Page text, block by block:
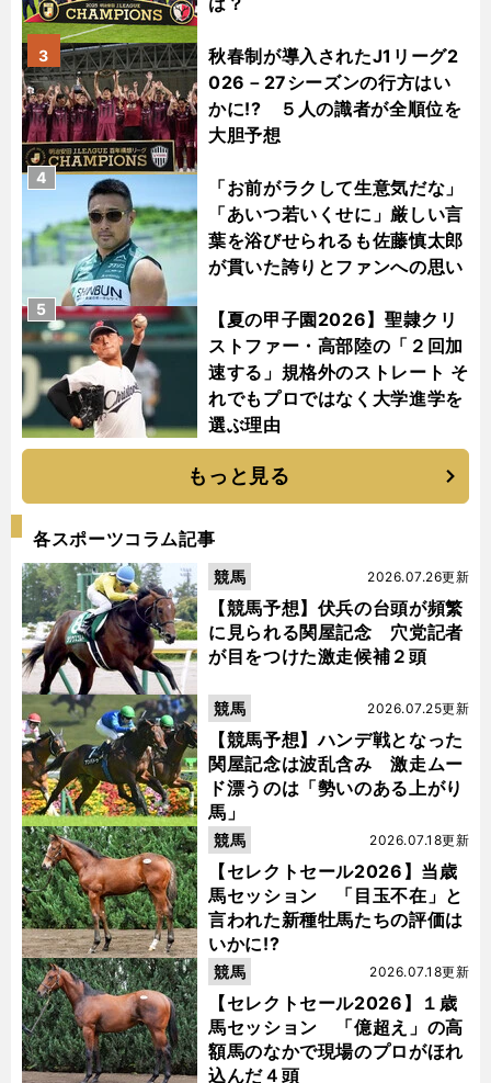
秋春制が導入されたJ1リーグ2
026－27シーズンの行方はい
かに!? ５人の識者が全順位を
大胆予想
3
「お前がラクして生意気だな」
「あいつ若いくせに」厳しい言
葉を浴びせられるも佐藤慎太郎
が貫いた誇りとファンへの思い
4
【夏の甲子園2026】聖隷クリ
ストファー・高部陸の「２回加
速する」規格外のストレート そ
れでもプロではなく大学進学を
選ぶ理由
5
もっと見る
各スポーツコラム記事
【競馬予想】伏兵の台頭が頻繁
に見られる関屋記念 穴党記者
が目をつけた激走候補２頭
2026.07.26更新
競馬
【競馬予想】ハンデ戦となった
関屋記念は波乱含み 激走ムー
ド漂うのは「勢いのある上がり
馬」
2026.07.25更新
競馬
【セレクトセール2026】当歳
馬セッション 「目玉不在」と
言われた新種牡馬たちの評価は
いかに!?
2026.07.18更新
競馬
【セレクトセール2026】１歳
馬セッション 「億超え」の高
額馬のなかで現場のプロがほれ
込んだ４頭
2026.07.18更新
競馬